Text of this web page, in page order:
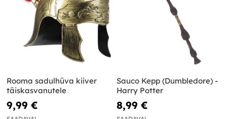
Rooma sadulhüva kiiver
täiskasvanutele
9,99 €
Sauco Kepp (Dumbledore) -
Harry Potter
8,99 €